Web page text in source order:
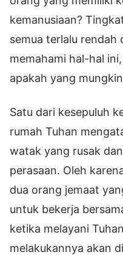
kemanusiaan?
semua terlalu rendah
memahami hal-hal
apakah yang
Satu dari kesepuluh
rumah Tuhan
watak yang rusak
perasaan. Oleh
dua orang jemaat
untuk bekerja
ketika melayani
melakukannya akan